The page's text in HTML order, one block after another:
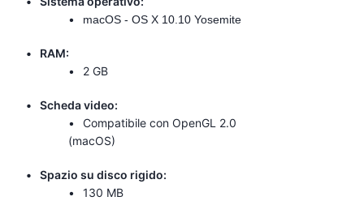
macOS - OS X 10.10 Yosemite
RAM:
2 GB
Scheda video:
Compatibile con OpenGL 2.0
(macOS)
Spazio su disco rigido:
130 MB